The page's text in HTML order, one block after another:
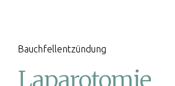
Bauchfellentzündung
Laparotomie